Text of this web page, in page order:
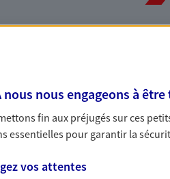
accompagner dans vos projets de
vie, c'est ainsi que nous concevons
et la proximité. C'est en
nous nous engageons à
fin aux préjugés sur ces
essentielles pour garantir la
vos attentes